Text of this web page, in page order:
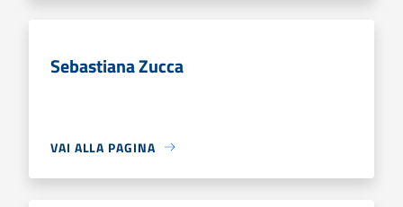
Sebastiana Zucca
VAI ALLA PAGINA